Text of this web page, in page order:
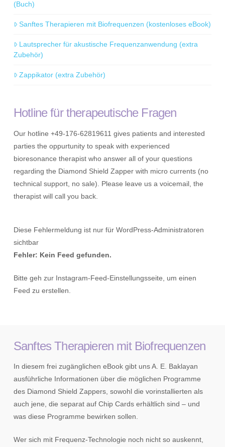
(Buch)
Sanftes Therapieren mit Biofrequenzen (kostenloses eBook)
Lautsprecher für akustische Frequenzanwendung (extra
Zubehör)
Zappikator (extra Zubehör)
Hotline für therapeutische Fragen
Our hotline +49-176-62819611 gives patients and interested
parties the oppurtunity to speak with experienced
bioresonance therapist who answer all of your questions
regarding the Diamond Shield Zapper with micro currents (no
technical support, no sale). Please leave us a voicemail, the
therapist will call you back.
Diese Fehlermeldung ist nur für WordPress-Administratoren
sichtbar
Fehler: Kein Feed gefunden.
Bitte geh zur Instagram-Feed-Einstellungsseite, um einen
Feed zu erstellen.
Sanftes Therapieren mit Biofrequenzen
In diesem frei zugänglichen eBook gibt uns A. E. Baklayan
ausführliche Informationen über die möglichen Programme
des Diamond Shield Zappers, sowohl die vorinstallierten als
auch jene, die separat auf Chip Cards erhältlich sind – und
was diese Programme bewirken sollen.
Wer sich mit Frequenz-Technologie noch nicht so auskennt,